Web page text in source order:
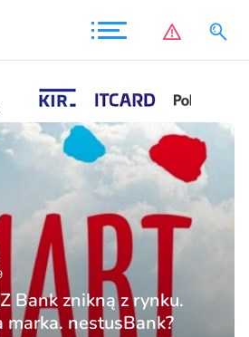
Bank znikną z rynku.
nestusBank?